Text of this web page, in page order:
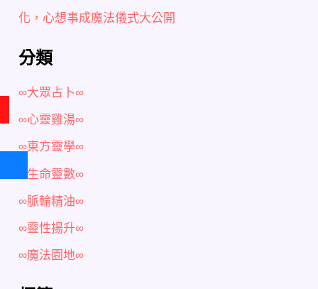
化，心想事成魔法儀式大公開
分類
∞大眾占卜∞
∞心靈雞湯∞
∞東方靈學∞
∞生命靈數∞
∞脈輪精油∞
∞靈性揚升∞
∞魔法園地∞